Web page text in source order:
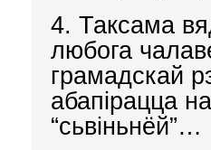
4. Таксама
любога
грамадскай
абапірацца
“сьвіньнёй”…